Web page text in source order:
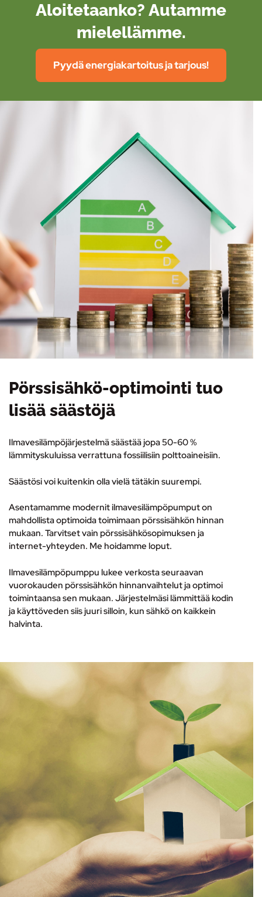
Aloitetaanko? Autamme
mielellämme.
Pyydä energiakartoitus ja tarjous!
Pörssisähkö-optimointi tuo
lisää säästöjä
Ilmavesilämpöjärjestelmä säästää jopa 50-60 %
lämmityskuluissa verrattuna fossiilisiin polttoaineisiin.
Säästösi voi kuitenkin olla vielä tätäkin suurempi.
Asentamamme modernit ilmavesilämpöpumput on
mahdollista optimoida toimimaan pörssisähkön hinnan
mukaan. Tarvitset vain pörssisähkösopimuksen ja
internet-yhteyden. Me hoidamme loput.
Ilmavesilämpöpumppu lukee verkosta seuraavan
vuorokauden pörssisähkön hinnanvaihtelut ja optimoi
toimintaansa sen mukaan. Järjestelmäsi lämmittää kodin
ja käyttöveden siis juuri silloin, kun sähkö on kaikkein
halvinta.